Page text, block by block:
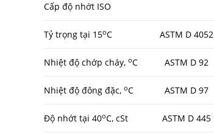
Cấp độ nhớt ISO
Tỷ trọng tại 15oC ASTM D 4052
Nhiệt độ chớp cháy, oC ASTM D 92
Nhiệt độ đông đặc, oC ASTM D 97
Độ nhớt tại 40oC, cSt ASTM D 445